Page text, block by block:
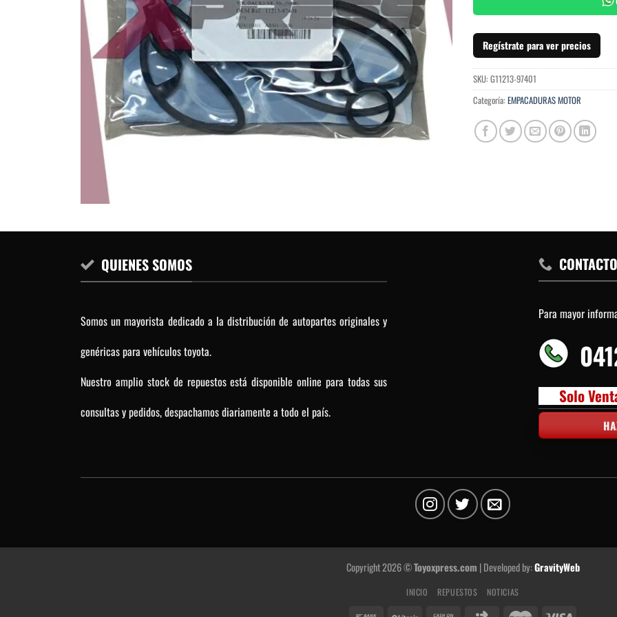
Regístrate para ver precios
SKU: G11213-97401
Categoría: EMPACADURAS MOTOR
QUIENES SOMOS
Somos un mayorista dedicado a la distribución de autopartes originales y
genéricas para vehículos toyota.
Nuestro amplio stock de repuestos está disponible online para todas sus
consultas y pedidos, despachamos diariamente a todo el país.
CONTACTO
Para mayor
Solo
Copyright 2026 ©Toyoxpress.com | Developed by:GravityWeb
INICIO REPUESTOS NOTICIAS